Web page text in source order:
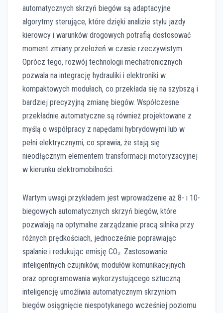
automatycznych skrzyń biegów są adaptacyjne
algorytmy sterujące, które dzięki analizie stylu jazdy
kierowcy i warunków drogowych potrafią dostosować
moment zmiany przełożeń w czasie rzeczywistym.
Oprócz tego, rozwój technologii mechatronicznych
pozwala na integrację hydrauliki i elektroniki w
kompaktowych modułach, co przekłada się na szybszą i
bardziej precyzyjną zmianę biegów. Współczesne
przekładnie automatyczne są również projektowane z
myślą o współpracy z napędami hybrydowymi lub w
pełni elektrycznymi, co sprawia, że stają się
nieodłącznym elementem transformacji motoryzacyjnej
w kierunku elektromobilności.
Wartym uwagi przykładem jest wprowadzenie aż 8- i 10-
biegowych automatycznych skrzyń biegów, które
pozwalają na optymalne zarządzanie pracą silnika przy
różnych prędkościach, jednocześnie poprawiając
spalanie i redukując emisję CO₂. Zastosowanie
inteligentnych czujników, modułów komunikacyjnych
oraz oprogramowania wykorzystującego sztuczną
inteligencję umożliwia automatycznym skrzyniom
biegów osiągnięcie niespotykanego wcześniej poziomu